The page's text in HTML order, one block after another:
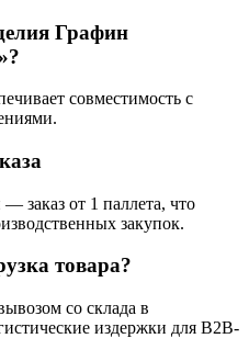
Графин
совместимость с
заказ от 1 паллета, что
закупок.
товара?
со склада в
издержки для B2B-